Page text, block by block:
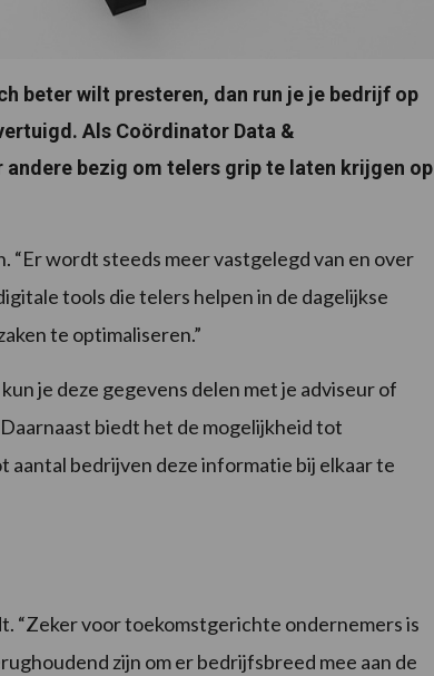
beter wilt presteren, dan run je je bedrijf op
Als Coördinator Data &
bezig om telers grip te laten krijgen op
wordt steeds meer vastgelegd van en over
tools die telers helpen in de dagelijkse
te optimaliseren.”
je deze gegevens delen met je adviseur of
biedt het de mogelijkheid tot
aantal bedrijven deze informatie bij elkaar te
“Zeker voor toekomstgerichte ondernemers is
zijn om er bedrijfsbreed mee aan de